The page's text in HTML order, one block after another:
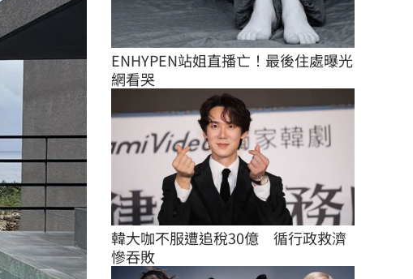
ENHYPEN站姐直播亡！最後住處曝光
網看哭
韓大咖不服遭追稅30億　循行政救濟
慘吞敗